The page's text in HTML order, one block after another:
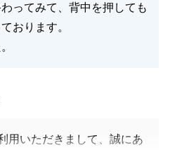
ってみて、背中を押しても
おります。
用いただきまして、誠にあ